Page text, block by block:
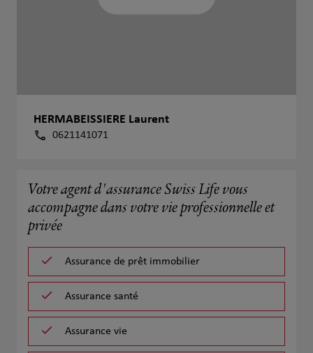
HERMABEISSIERE Laurent
0621141071
Votre agent d'assurance Swiss Life vous
accompagne dans votre vie professionnelle et
privée
Assurance de prêt immobilier
Assurance santé
Assurance vie